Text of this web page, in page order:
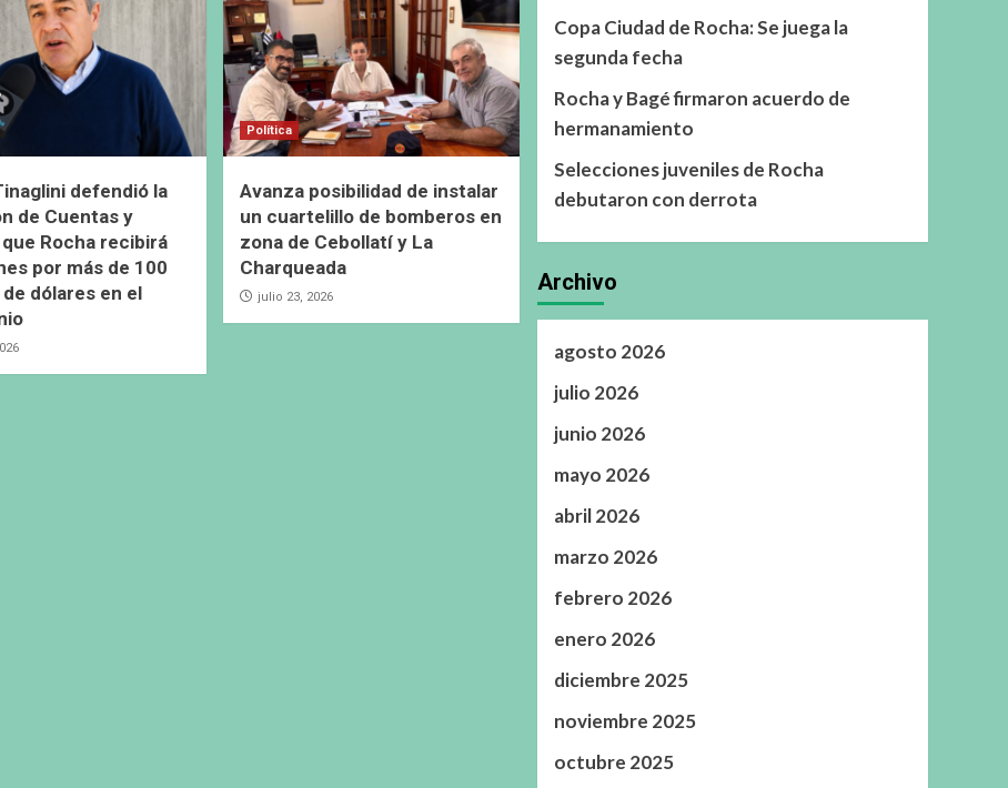
defendió la
de Cuentas y
Rocha recibirá
por más de 100
dólares en el
Política
Avanza posibilidad de instalar
un cuartelillo de bomberos en
zona de Cebollatí y La
Charqueada
julio 23, 2026
Copa Ciudad de Rocha: Se juega la
segunda fecha
Rocha y Bagé firmaron acuerdo de
hermanamiento
Selecciones juveniles de Rocha
debutaron con derrota
Archivo
agosto 2026
julio 2026
junio 2026
mayo 2026
abril 2026
marzo 2026
febrero 2026
enero 2026
diciembre 2025
noviembre 2025
octubre 2025